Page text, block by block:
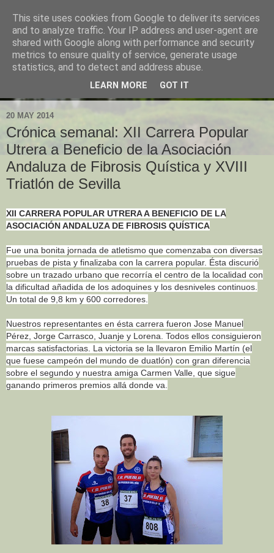
20 MAY 2014
Crónica semanal: XII Carrera Popular
Utrera a Beneficio de la Asociación
Andaluza de Fibrosis Quística y XVIII
Triatlón de Sevilla
XII CARRERA POPULAR UTRERA A BENEFICIO DE LA
ASOCIACIÓN ANDALUZA DE FIBROSIS QUÍSTICA
Fue una bonita jornada de atletismo que comenzaba con diversas
pruebas de pista y finalizaba con la carrera popular. Ésta discurió
sobre un trazado urbano que recorría el centro de la localidad con
la dificultad añadida de los adoquines y los desniveles continuos.
Un total de 9,8 km y 600 corredores.
Nuestros representantes en ésta carrera fueron Jose Manuel
Pérez, Jorge Carrasco, Juanje y Lorena. Todos ellos consiguieron
marcas satisfactorias. La victoria se la llevaron Emilio Martín (el
que fuese campeón del mundo de duatlón) con gran diferencia
sobre el segundo y nuestra amiga Carmen Valle, que sigue
ganando primeros premios allá donde va.
This site uses cookies from Google to deliver its services
and to analyze traffic. Your IP address and user-agent are
shared with Google along with performance and security
metrics to ensure quality of service, generate usage
statistics, and to detect and address abuse.
LEARN MORE GOT IT